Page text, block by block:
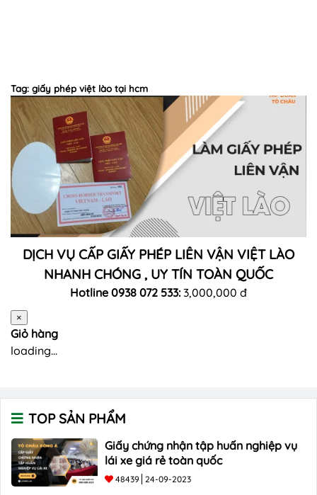
Tag: giấy phép việt lào tại hcm
DỊCH VỤ CẤP GIẤY PHÉP LIÊN VẬN VIỆT LÀO
NHANH CHÓNG , UY TÍN TOÀN QUỐC
Hotline 0938 072 533:3,000,000 đ
×
Giỏ hàng
loading...
TOP SẢN PHẨM
Giấy chứng nhận tập huấn nghiệp vụ
lái xe giá rẻ toàn quốc
48439 24-09-2023